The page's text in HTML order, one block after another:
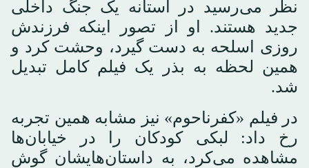
نظر می‌رسید در آستانه یک جنگ داخلی
جدید هستند. او از تصور اینکه فرزندش
روزی اسلحه به دست گیرد، وحشت کرد و
همین لحظه به بذر یک فیلم کامل تبدیل
شد.
در فیلم «کفرناحوم» نیز مشابه همین تجربه
رخ داد: لبکی کودکان را در خیابان‌ها
مشاهده می‌کرد، به داستان‌هایشان گوش